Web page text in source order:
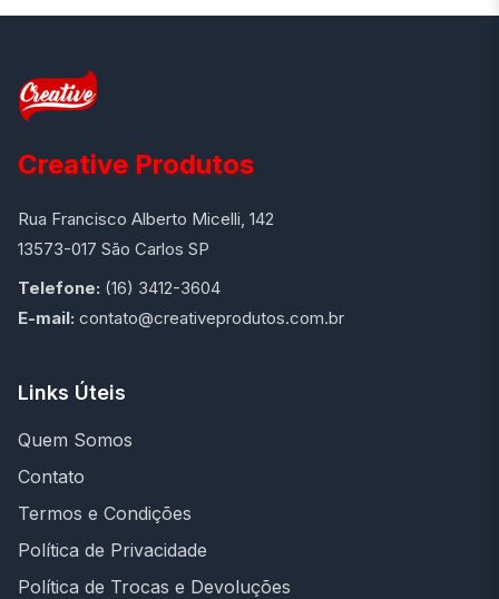
Creative Produtos
Rua Francisco Alberto Micelli, 142
13573-017 São Carlos SP
Telefone: (16) 3412-3604
E-mail: contato@creativeprodutos.com.br
Links Úteis
Quem Somos
Contato
Termos e Condições
Política de Privacidade
Política de Trocas e Devoluções